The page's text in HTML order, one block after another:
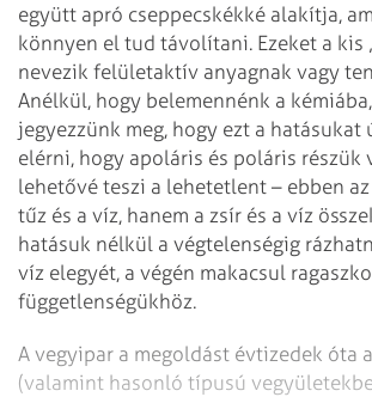
együtt apró cseppecskékké alakítja,
könnyen el tud távolítani. Ezeket a kis
nevezik felületaktív anyagnak vagy
Anélkül, hogy belemennénk a
jegyezzünk meg, hogy ezt a hatásukat
elérni, hogy apoláris és poláris részük
lehetővé teszi a lehetetlent – ebben
tűz és a víz, hanem a zsír és a víz
hatásuk nélkül a végtelenségig
víz elegyét, a végén makacsul
függetlenségükhöz.
A vegyipar a megoldást évtizedek óta
(valamint hasonló típusú